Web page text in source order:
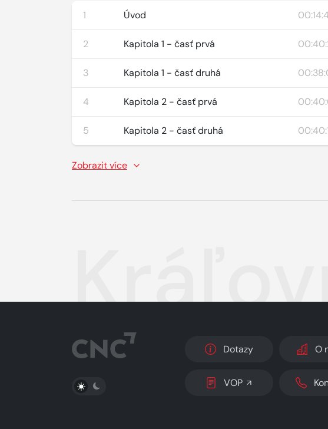
1 Úvod
2 Kapitola 1 - časť prvá
3 Kapitola 1 - časť druhá
4 Kapitola 2 - časť prvá
5 Kapitola 2 - časť druhá
Zobrazit více
PŘEPNOUT SVĚTLÝ/TMAVÝ REŽIM
Dotazy O
VOP